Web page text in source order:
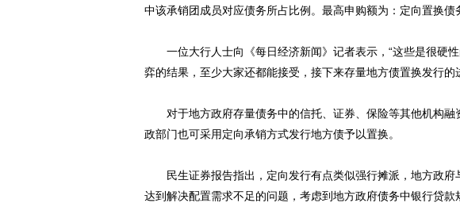
中该承销团成员对应债务所占比例。最高申购额为：定向置换债
一位大行人士向《每日经济新闻》记者表示，“这些是很硬
弈的结果，至少大家还都能接受，接下来存量地方债置换发行的
对于地方政府存量债务中的信托、证券、保险等其他机构融
政部门也可采用定向承销方式发行地方债予以置换。
民生证券报告指出，定向发行有点类似强行摊派，地方政府
达到解决配置需求不足的问题，考虑到地方政府债务中银行贷